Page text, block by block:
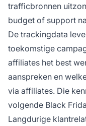
trafficbronnen
budget of support
De trackingdata
toekomstige
affiliates het best
aanspreken en
via affiliates. Die
volgende Black
Langdurige